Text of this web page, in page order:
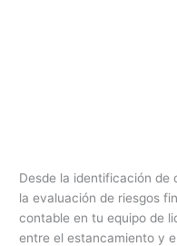
Desde la identificación de
la evaluación de riesgos
contable en tu equipo de
entre el estancamiento y